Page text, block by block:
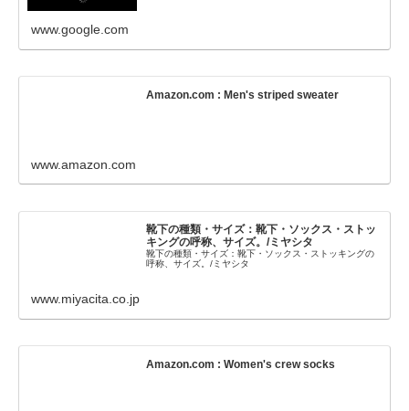
www.google.com
Amazon.com : Men's striped sweater
www.amazon.com
靴下の種類・サイズ：靴下・ソックス・ストッ
キングの呼称、サイズ。/ミヤシタ
靴下の種類・サイズ：靴下・ソックス・ストッキングの
呼称、サイズ。/ミヤシタ
www.miyacita.co.jp
Amazon.com : Women's crew socks